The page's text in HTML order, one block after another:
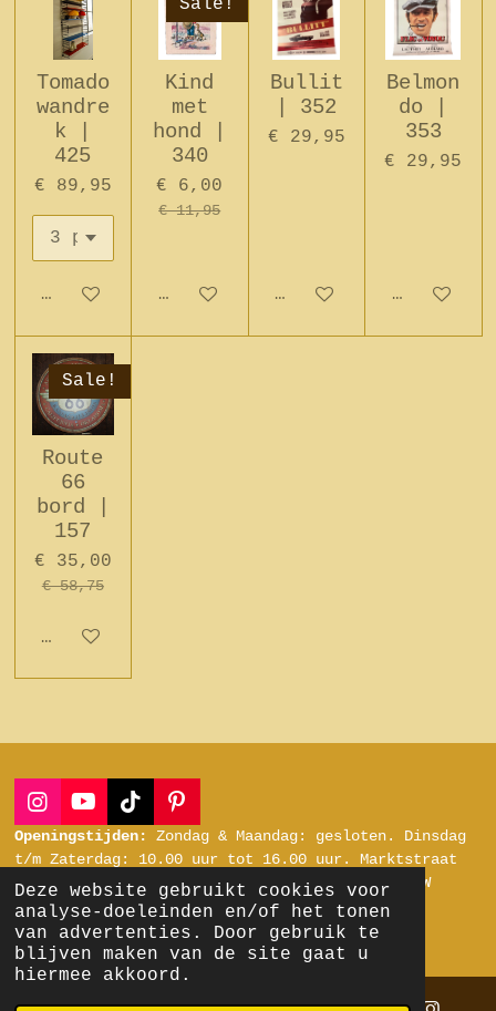
Deze website gebruikt cookies voor
analyse-doeleinden en/of het tonen
van advertenties. Door gebruik te
blijven maken van de site gaat u
hiermee akkoord.
Tomado
wandre
k |
425
€ 89,95
In winkelwagen
Sale!
Kind
met
hond |
340
€ 6,00
€ 11,95
In winkelwagen
Bullit
| 352
€ 29,95
In winkelwagen
Belmon
do |
353
€ 29,95
In
Sale!
Route
66
bord |
157
€ 35,00
€ 58,75
In winkelwagen
I
n
s
t
a
g
r
a
m
Y
o
u
T
u
b
e
T
i
T
o
k
P
i
n
t
e
r
e
s
t
Openingstijden: Zondag & Maandag: gesloten.
Dinsdag
t/m Zaterdag: 10.00 uur tot 16.00 uur. Marktstraat
24, 7311 LH Apeldoorn.
KVK nummer: 23090822
BTW
nummer: NL807289097B01
Powered byJouwWeb